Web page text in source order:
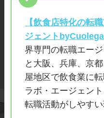
【飲食店特化の転
ジェントbyCuolega
界専門の転職エー
と大阪、兵庫、京
屋地区で飲食業に
ラボ・エージェン
転職活動がしやすい